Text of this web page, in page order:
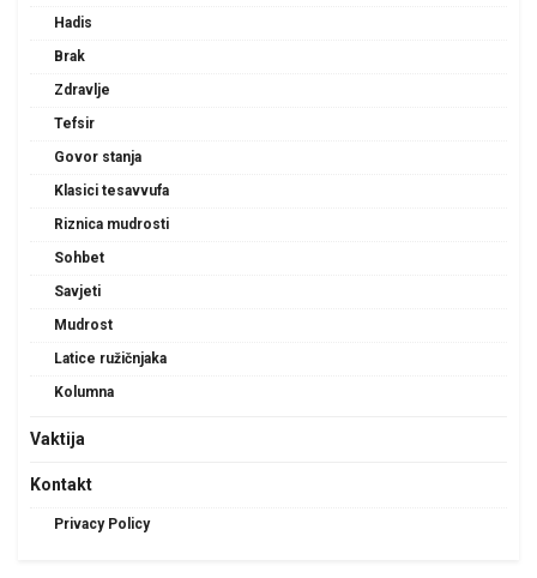
Hadis
Brak
Zdravlje
Tefsir
Govor stanja
Klasici tesavvufa
Riznica mudrosti
Sohbet
Savjeti
Mudrost
Latice ružičnjaka
Kolumna
Vaktija
Kontakt
Privacy Policy